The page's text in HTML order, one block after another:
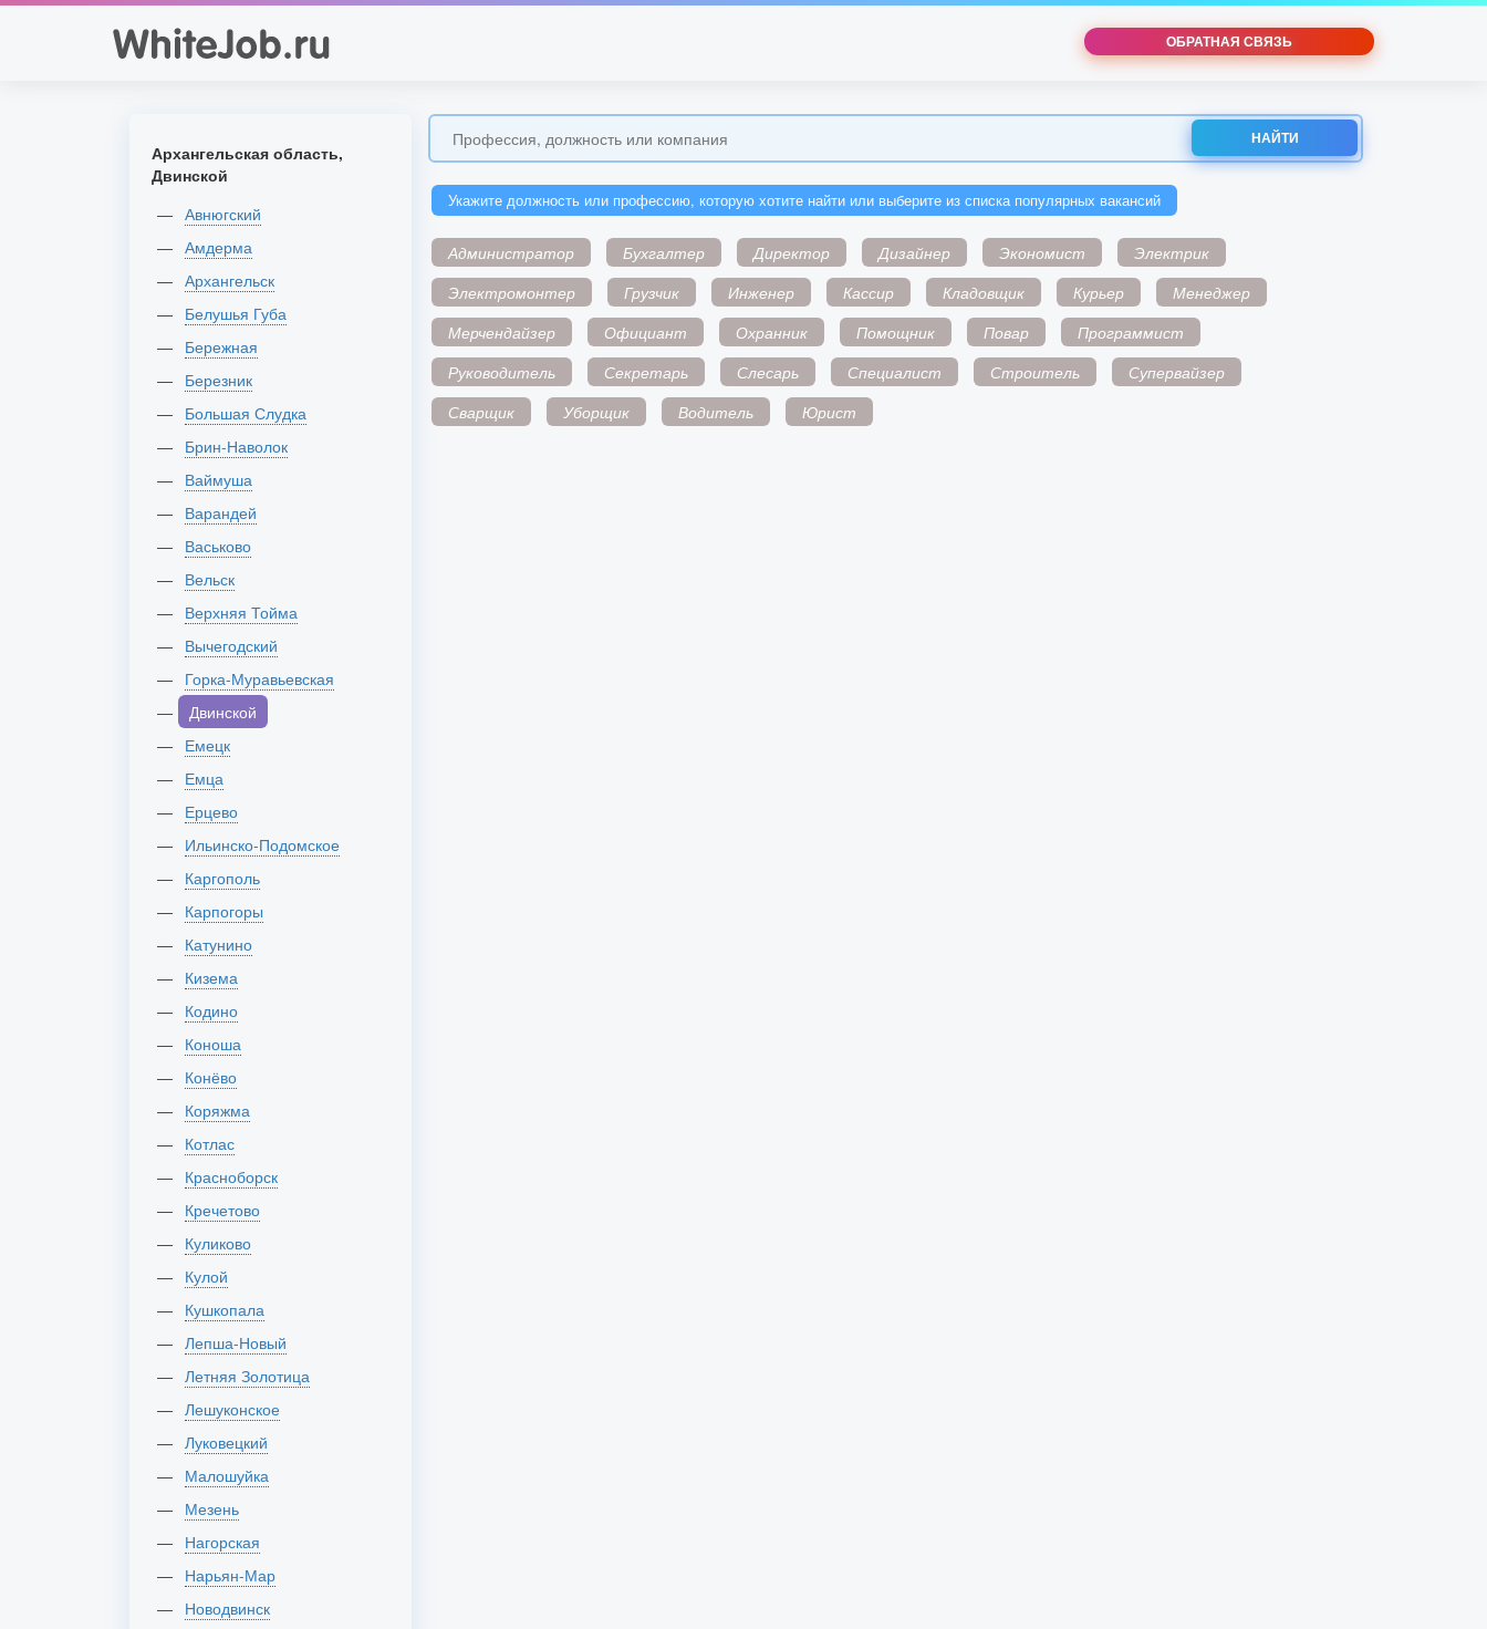
ОБРАТНАЯ СВЯЗЬ
НАЙТИ
Укажите должность или профессию, которую хотите найти или выберите из списка популярных вакансий
Администратор Бухгалтер Директор Дизайнер Экономист
Электрик
Электромонтер
Грузчик Инженер Кассир Кладовщик Курьер
Менеджер
Мерчендайзер
Официант Охранник Помощник Повар
Программист
Руководитель
Секретарь Слесарь Специалист Строитель
Супервайзер
Сварщик
Уборщик Водитель Юрист
Архангельская область,
Двинской
Авнюгский
Амдерма
Архангельск
Белушья Губа
Бережная
Березник
Большая Слудка
Брин-Наволок
Ваймуша
Варандей
Васьково
Вельск
Верхняя Тойма
Вычегодский
Горка-Муравьевская
Двинской
Емецк
Емца
Ерцево
Ильинско-Подомское
Каргополь
Карпогоры
Катунино
Кизема
Кодино
Коноша
Конёво
Коряжма
Котлас
Красноборск
Кречетово
Куликово
Кулой
Кушкопала
Лепша-Новый
Летняя Золотица
Лешуконское
Луковецкий
Малошуйка
Мезень
Нагорская
Нарьян-Мар
Новодвинск